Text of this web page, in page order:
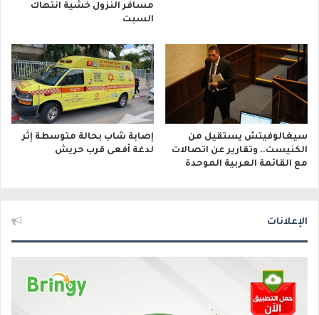
مسافر النزول خشية انتهاك
السبت
سيغالوفيتش يستقيل من
الكنيست.. وتقارير عن اتصالات
مع القائمة العربية الموحدة
إصابة شاب بحالة متوسطة إثر
لدغة أفعى قرب حريش
الإعلانات